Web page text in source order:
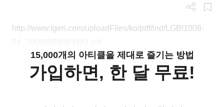
http://www.lgeri.com/uploadFiles/ko/pdf/ind/LGBI1008-
15,000개의 아티클을 제대로 즐기는 방법
가입하면, 한 달 무료!